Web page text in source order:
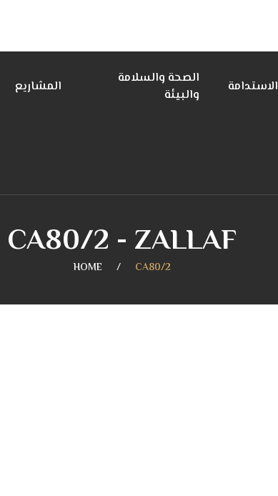
الاستدامة
الصحة والسلامة
والبيئة
المشاريع
CA80/2 - ZALLAF
HOME CA80/2